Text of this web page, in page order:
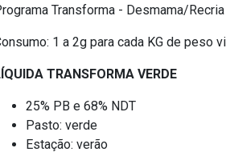
Transforma - Desmama/Recria
1 a 2g para cada KG de peso
TRANSFORMA VERDE
25% PB e 68% NDT
Pasto: verde
Estação: verão